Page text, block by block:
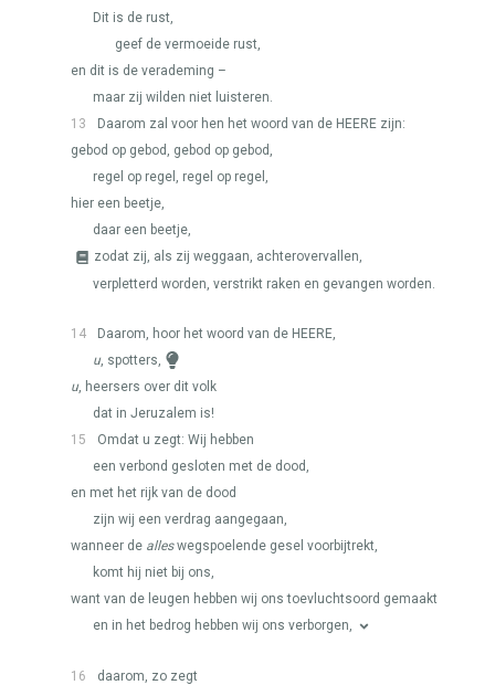
Dit is de rust,
geef de vermoeide rust,
en dit is de verademing –
maar zij wilden niet luisteren.
13
Daarom zal voor hen het woord van de HEERE zijn:
gebod op gebod, gebod op gebod,
regel op regel, regel op regel,
hier een beetje,
daar een beetje,
zodat zij, als zij weggaan, achterovervallen,
verpletterd worden, verstrikt raken en gevangen worden.
14 Daarom, hoor het woord van de HEERE,
u, spotters,
u, heersers over dit volk
dat in Jeruzalem is!
15
Omdat u zegt: Wij hebben
een verbond gesloten met de dood,
en met het rijk van de dood
zijn wij een verdrag aangegaan,
wanneer de alleswegspoelende gesel voorbijtrekt,
komt hij niet bij ons,
want van de leugen hebben wij ons toevluchtsoord gemaakt
en in het bedrog hebben wij ons verborgen,
16
daarom, zo zegt